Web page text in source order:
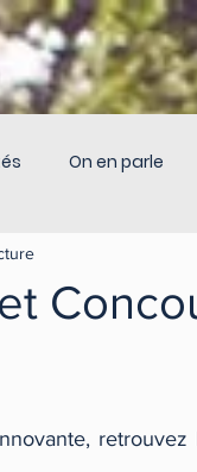
On en parle